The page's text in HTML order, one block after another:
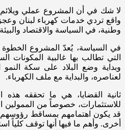
لا شك في أن المشروع عملي
واقع تردي خدمات كهرباء لبنان
وطنية، في السياسة والاقتصاد
في السياسة، يُعدّ المشروع الخطوة
التي تطالب بها غالبية المكونات
وبداية وضع البلاد على سكة النمو
لعناصره، والبداية مع ملف الكهرباء.
ثانية القضايا، هي ما تحققه هذه
للاستثمارات، خصوصاً من الممولين
قد يكون اهتمامهم بمساقط رؤوسهم
أخرى. وأهم ما فيها أنها توقف كلياً